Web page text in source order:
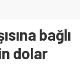
bağlı
dolar